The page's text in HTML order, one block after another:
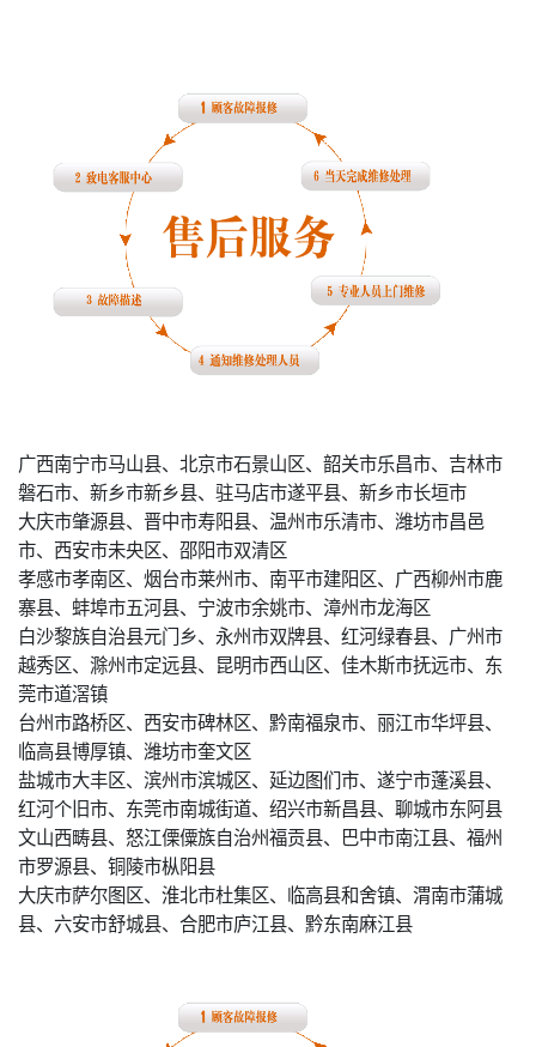
广西南宁市马山县、北京市石景山区、韶关市乐昌市、吉林市
磐石市、新乡市新乡县、驻马店市遂平县、新乡市长垣市
大庆市肇源县、晋中市寿阳县、温州市乐清市、潍坊市昌邑
市、西安市未央区、邵阳市双清区
孝感市孝南区、烟台市莱州市、南平市建阳区、广西柳州市鹿
寨县、蚌埠市五河县、宁波市余姚市、漳州市龙海区
白沙黎族自治县元门乡、永州市双牌县、红河绿春县、广州市
越秀区、滁州市定远县、昆明市西山区、佳木斯市抚远市、东
莞市道滘镇
台州市路桥区、西安市碑林区、黔南福泉市、丽江市华坪县、
临高县博厚镇、潍坊市奎文区
盐城市大丰区、滨州市滨城区、延边图们市、遂宁市蓬溪县、
红河个旧市、东莞市南城街道、绍兴市新昌县、聊城市东阿县
文山西畴县、怒江傈僳族自治州福贡县、巴中市南江县、福州
市罗源县、铜陵市枞阳县
大庆市萨尔图区、淮北市杜集区、临高县和舍镇、渭南市蒲城
县、六安市舒城县、合肥市庐江县、黔东南麻江县